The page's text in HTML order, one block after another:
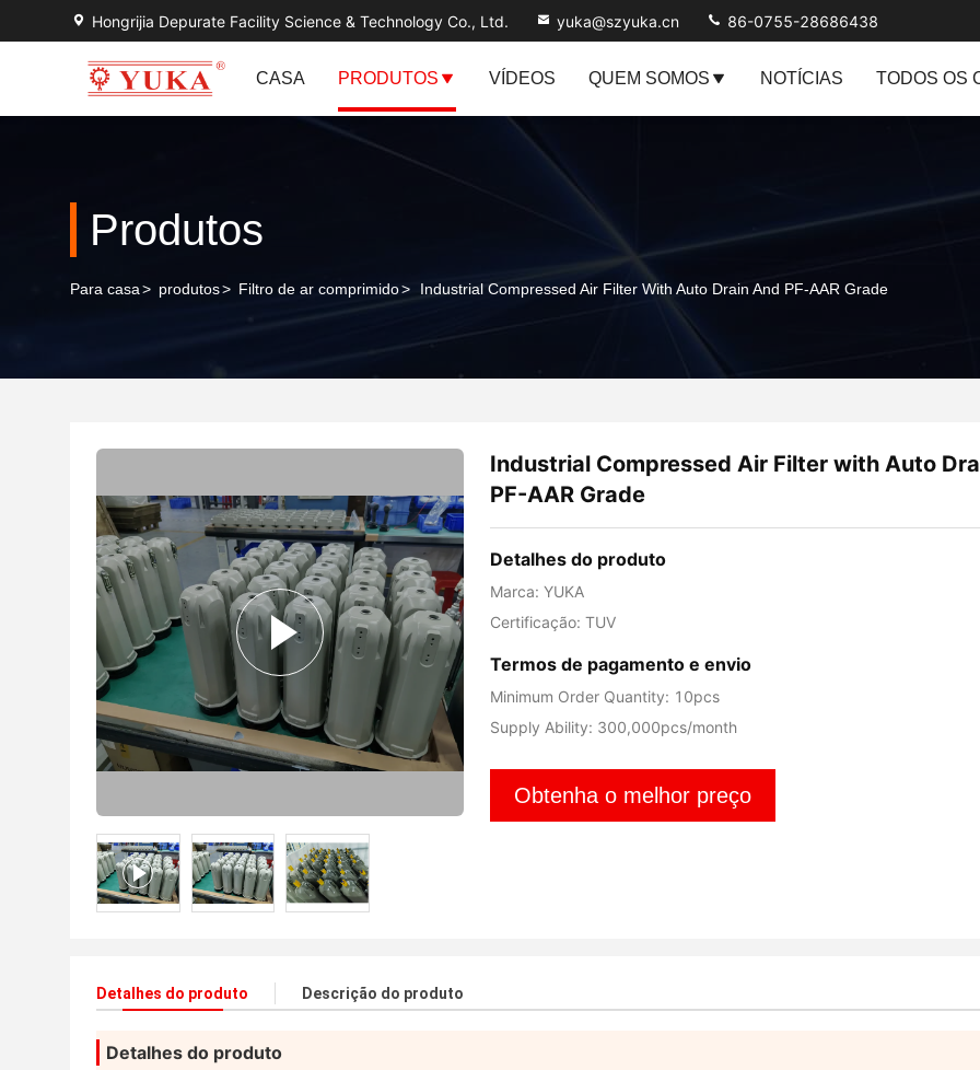
Hongrijia Depurate Facility Science & Technology Co., Ltd. yuka@szyuka.cn 86-0755-28686438
CASA PRODUTOS VÍDEOS QUEM SOMOS NOTÍCIAS TODOS OS
Produtos
Para casa> produtos> Filtro de ar comprimido> Industrial Compressed Air Filter With Auto Drain And PF-AAR Grade
Industrial Compressed Air Filter with Auto
PF-AAR Grade
Detalhes do produto
Marca: YUKA
Certificação: TUV
Termos de pagamento e envio
Minimum Order Quantity: 10pcs
Supply Ability: 300,000pcs/month
Obtenha o melhor preço
Detalhes do produto Descrição do produto
Detalhes do produto